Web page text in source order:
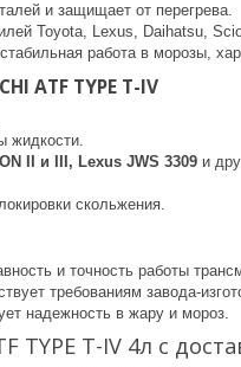
и защищает от перегрева.
Toyota, Lexus, Daihatsu,
работа в морозы,
ATF TYPE T-IV
жидкости.
II и III, Lexus JWS 3309 и
скольжения.
и точность работы
требованиям завода-
надежность в жару и мороз.
T-IV 4л с